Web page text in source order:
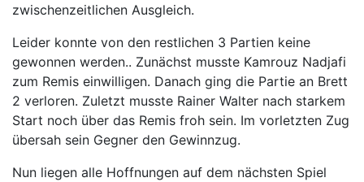
zwischenzeitlichen Ausgleich.
Leider konnte von den restlichen 3 Partien keine
gewonnen werden.. Zunächst musste Kamrouz Nadjafi
zum Remis einwilligen. Danach ging die Partie an Brett
2 verloren. Zuletzt musste Rainer Walter nach starkem
Start noch über das Remis froh sein. Im vorletzten Zug
übersah sein Gegner den Gewinnzug.
Nun liegen alle Hoffnungen auf dem nächsten Spiel